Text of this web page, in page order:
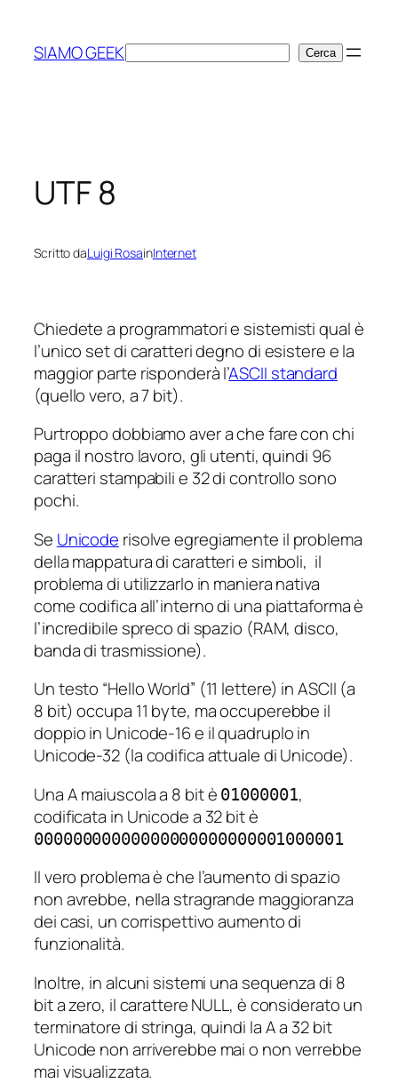
contenuto
SIAMO GEEKCerca Cerca
UTF 8
Scritto daLuigi RosainInternet
Chiedete a programmatori e sistemisti qual è
l’unico set di caratteri degno di esistere e la
maggior parte risponderà l’ASCII standard
(quello vero, a 7 bit).
Purtroppo dobbiamo aver a che fare con chi
paga il nostro lavoro, gli utenti, quindi 96
caratteri stampabili e 32 di controllo sono
pochi.
Se Unicode risolve egregiamente il problema
della mappatura di caratteri e simboli, il
problema di utilizzarlo in maniera nativa
come codifica all’interno di una piattaforma è
l’incredibile spreco di spazio (RAM, disco,
banda di trasmissione).
Un testo “Hello World” (11 lettere) in ASCII (a
8 bit) occupa 11 byte, ma occuperebbe il
doppio in Unicode-16 e il quadruplo in
Unicode-32 (la codifica attuale di Unicode).
Una A maiuscola a 8 bit è 01000001,
codificata in Unicode a 32 bit è
00000000000000000000000001000001
Il vero problema è che l’aumento di spazio
non avrebbe, nella stragrande maggioranza
dei casi, un corrispettivo aumento di
funzionalità.
Inoltre, in alcuni sistemi una sequenza di 8
bit a zero, il carattere NULL, è considerato un
terminatore di stringa, quindi la A a 32 bit
Unicode non arriverebbe mai o non verrebbe
mai visualizzata.